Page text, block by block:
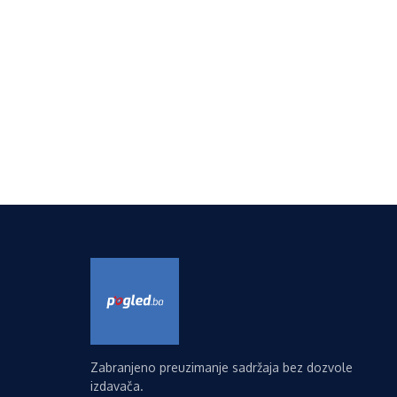
Zabranjeno preuzimanje sadržaja bez dozvole
izdavača.